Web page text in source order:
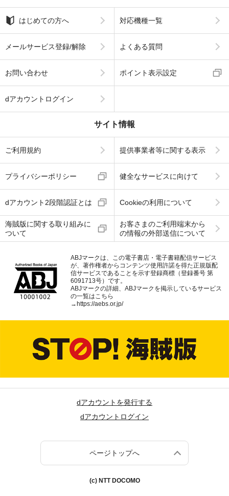
はじめての方へ 対応機種一覧
メールサービス登録/解除 よくある質問
お問い合わせ ポイント表示設定
dアカウントログイン
サイト情報
ご利用規約 提供事業者等に関する表示
プライバシーポリシー 健全なサービスに向けて
dアカウント2段階認証とは Cookieの利用について
海賊版に関する取り組みに
ついて
お客さまのご利用端末から
の情報の外部送信について
ABJマークは、この電子書店・電子書籍配信サービス
が、著作権者からコンテンツ使用許諾を得た正規版配
信サービスであることを示す登録商標（登録番号 第
6091713号）です。
ABJマークの詳細、ABJマークを掲示しているサービス
の一覧はこちら
→ https://aebs.or.jp/
dアカウントを発行する
dアカウントログイン
ページトップへ
(c) NTT DOCOMO